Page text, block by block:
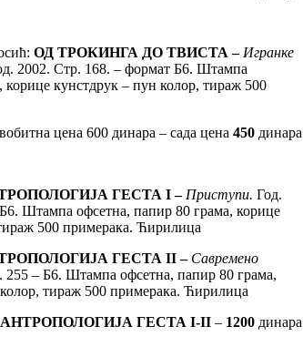
ОД ТРОКИНГА ДО ТВИСТА – Игранке
2002. Стр. 168. – формат Б6. Штампа
корице кунстдрук – пун колор, тираж 500
цена 600 динара – сада цена 450 динара
ГЕСТА I – Приступи. Год.
Штампа офсетна, папир 80 грама, корице
500 примерака. Ћирилица
ГЕСТА II – Савремено
255 – Б6. Штампа офсетна, папир 80 грама,
тираж 500 примерака. Ћирилица
АНТРОПОЛОГИЈА ГЕСТА I-II – 1200 динара